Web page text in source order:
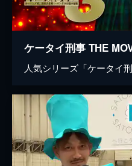
人気シリーズ「ケータイ